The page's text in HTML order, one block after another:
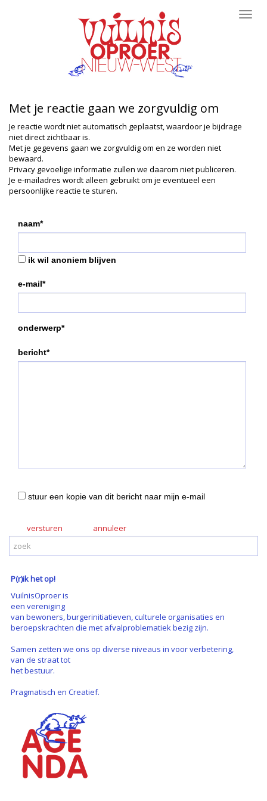
Met je reactie gaan we zorgvuldig om
Je reactie wordt niet automatisch geplaatst, waardoor je bijdrage
niet direct zichtbaar is.
Met je gegevens gaan we zorgvuldig om en ze worden niet
bewaard.
Privacy gevoelige informatie zullen we daarom niet publiceren.
Je e-mailadres wordt alleen gebruikt om je eventueel een
persoonlijke reactie te sturen.
naam*
ik wil anoniem blijven
e-mail*
onderwerp*
bericht*
stuur een kopie van dit bericht naar mijn e-mail
versturen
P(r)ik het op!
VuilnisOproer is
een vereniging
van bewoners, burgerinitiatieven, culturele organisaties en
beroepskrachten die met afvalproblematiek bezig zijn.
Samen zetten we ons op diverse niveaus in voor verbetering,
van de straat tot
het bestuur.
Pragmatisch en Creatief.